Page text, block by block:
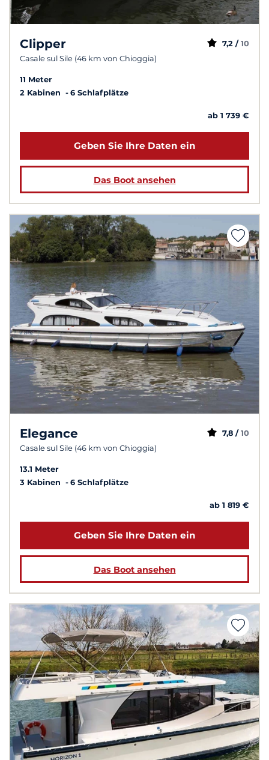
Clipper
Casale sul Sile (46 km von Chioggia)
7,2 / 10
11 Meter
2 Kabinen
6 Schlafplätze
ab 1 739 €
Geben Sie Ihre Daten ein
Das Boot ansehen
Elegance
Casale sul Sile (46 km von Chioggia)
7,8 / 10
13.1 Meter
3 Kabinen
6 Schlafplätze
ab 1 819 €
Geben Sie Ihre Daten ein
Das Boot ansehen